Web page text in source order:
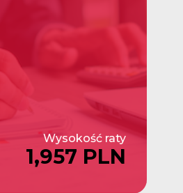
Wysokość raty
1,957 PLN